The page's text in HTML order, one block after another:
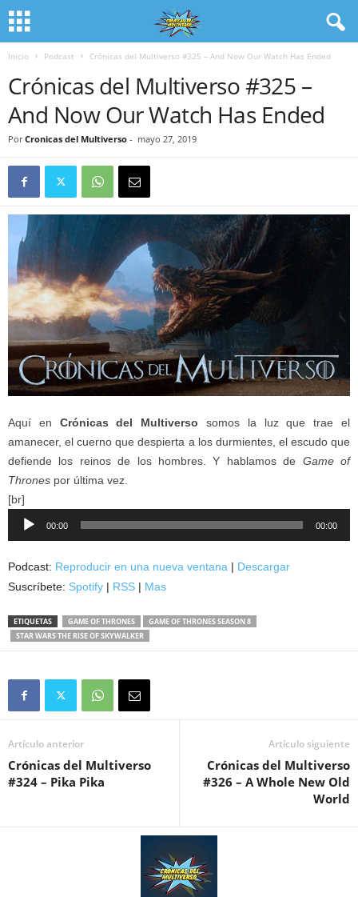
Inicio Podcast Crónicas del Multiverso #325 – And Now Our Watch Has Ended
Crónicas del Multiverso #325 –
And Now Our Watch Has Ended
Por Cronicas del Multiverso - mayo 27, 2019
Aquí en Crónicas del Multiverso somos la luz que trae el
amanecer, el cuerno que despierta a los durmientes, el escudo que
defiende los reinos de los hombres. Y hablamos de Game of
Thrones por última vez.
[br]
Reproductor
00:00 00:00
Podcast: Reproducir en una nueva ventana | Descargar
Suscríbete: Spotify | RSS | Mas
ETIQUETAS GAME OF THRONES
GAME OF THRONES SEASON 8
STAR WARS THE RISE OF SKYWALKER
Artículo anterior
Crónicas del Multiverso
#324 – Pika Pika
Artículo siguiente
Crónicas del Multiverso
#326 – A Whole New Old
World